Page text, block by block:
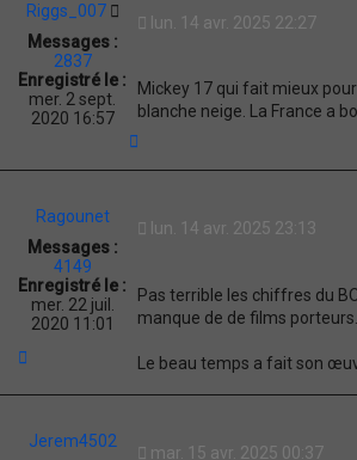
Riggs_007
Messages :
2837
Enregistré le :
mer. 2 sept.
2020 16:57
lun. 14 avr. 2025 22:27
Mickey 17 qui fait mieux
blanche neige. La France a
H
u
Ragounet
Messages :
4149
Enregistré le :
mer. 22 juil.
2020 11:01
lun. 14 avr. 2025 23:13
Pas terrible les chiffres du
manque de de films porteurs...
Le beau temps a fait son
u
Jerem4502
mar. 15 avr. 2025 00:37